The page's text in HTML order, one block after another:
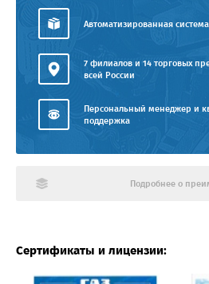
Автоматизированная система
7 филиалов и 14 торговых
всей России
Персональный менеджер и
поддержка
Подробнее о
Сертификаты и лицензии: